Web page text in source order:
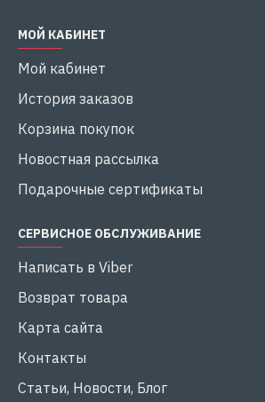
МОЙ КАБИНЕТ
Мой кабинет
История заказов
Корзина покупок
Новостная рассылка
Подарочные сертификаты
СЕРВИСНОЕ ОБСЛУЖИВАНИЕ
Написать в Viber
Возврат товара
Карта сайта
Контакты
Статьи, Новости, Блог